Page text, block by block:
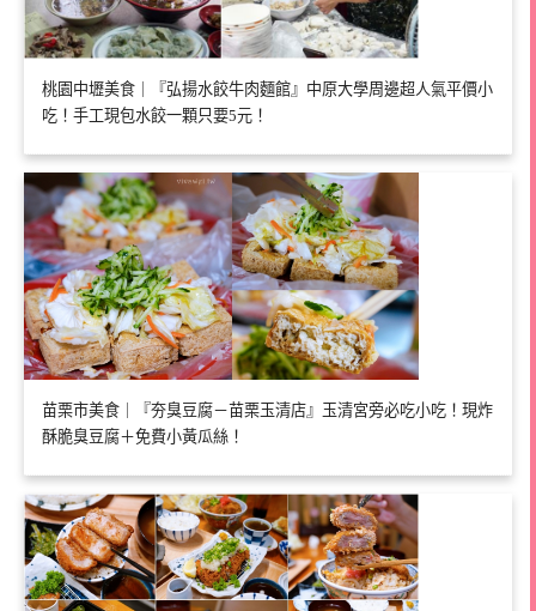
桃園中壢美食｜『弘揚水餃牛肉麵館』中原大學周邊超人氣平價小
吃！手工現包水餃一顆只要5元！
苗栗市美食｜『夯臭豆腐－苗栗玉清店』玉清宮旁必吃小吃！現炸
酥脆臭豆腐＋免費小黃瓜絲！